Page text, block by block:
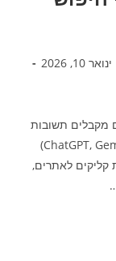
ינואר 10, 2026
מקבלים תשובות
ישירות ממנועי בינה מלאכותית (ChatGPT, Gemini, Perplexity)
קליקים לאתרים,